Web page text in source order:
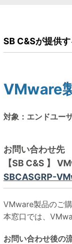
SB C&Sが提供
VMware
対象：エンドユー
お問い合わせ先
【SB C&S 】
SBCASGRP-
VMware製品のご
本窓口では、
お問い合わせ後の